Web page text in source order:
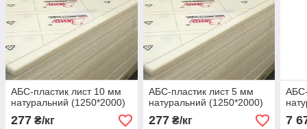
АБС-пластик лист 10 мм
натуральний (1250*2000)
277 ₴/кг
АБС-пластик лист 5 мм
натуральний (1250*2000)
277₴/кг 7